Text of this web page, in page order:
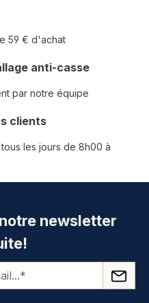
59 € d'achat
anti-casse
par notre équipe
clients
les jours de 8h00 à
newsletter